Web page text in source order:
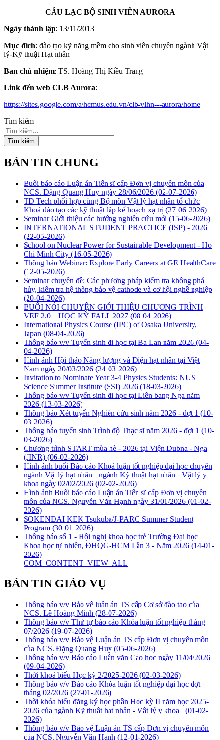
CÂU LẠC BỘ SINH VIÊN AURORA
Ngày thành lập: 13/11/2013
Mục đích: đào tạo kỹ năng mềm cho sinh viên chuyên ngành Vật
lý-Kỹ thuật Hạt nhân
Ban chủ nhiệm: TS. Hoàng Thị Kiều Trang
Link đến web CLB Aurora:
https://sites.google.com/a/hcmus.edu.vn/clb-vlhn---aurora/home
Tìm kiếm
Tìm kiếm
BẢN TIN CHUNG
Buổi báo cáo Luận án Tiến sĩ cấp Đơn vị chuyên môn của
NCS. Đặng Quang Huy ngày 28/06/2026 (02-07-2026)
TD Tech phối hợp cùng Bộ môn Vật lý hạt nhân tổ chức
Khoá đào tạo các kỹ thuật lập kế hoạch xạ trị (27-06-2026)
Seminar Giới thiệu các hướng nghiên cứu mới (15-06-2026)
INTERNATIONAL STUDENT PRACTICE (ISP) - 2026
(22-05-2026)
School on Nuclear Power for Sustainable Development - Ho
Chi Minh City (16-05-2026)
Thông báo Webinar: Explore Early Careers at GE HealthCare
(12-05-2026)
Seminar chuyên đề: Các phương pháp kiểm tra không phá
hủy, kiểm tra hệ thống bảo vệ cathode và cơ hội nghề nghiệp
(20-04-2026)
BUỔI NÓI CHUYỆN GIỚI THIỆU CHƯƠNG TRÌNH
VEF 2.0 – HỌC KỲ FALL 2027 (08-04-2026)
International Physics Course (IPC) of Osaka University,
Japan (08-04-2026)
Thông báo v/v Tuyển sinh đi học tại Ba Lan năm 2026 (04-
04-2026)
Hình ảnh Hội thảo Năng lượng và Điện hạt nhân tại Việt
Nam ngày 20/03/2026 (24-03-2026)
Invitation to Nominate Year 3-4 Physics Students: NUS
Science Summer Institute (SSI) 2026 (18-03-2026)
Thông báo v/v Tuyển sinh đi học tại Liên bang Nga năm
2026 (13-03-2026)
Thông báo Xét tuyển Nghiên cứu sinh năm 2026 - đợt 1 (10-
03-2026)
Thông báo tuyển sinh Trình độ Thạc sĩ năm 2026 - đợt 1 (10-
03-2026)
Chương trình START mùa hè - 2026 tại Viện Dubna - Nga
(JINR) (06-02-2026)
Hình ảnh buổi Báo cáo Khoá luận tốt nghiệp đại học chuyên
ngành Vật lý hạt nhân - ngành Kỹ thuật hạt nhân - Vật lý y
khoa ngày 02/02/2026 (02-02-2026)
Hình ảnh Buổi báo cáo Luận án Tiến sĩ cấp Đơn vị chuyên
môn của NCS. Nguyễn Văn Hạnh ngày 31/01/2026 (01-02-
2026)
SOKENDAI KEK Tsukuba/J-PARC Summer Student
Program (30-01-2026)
Thông báo số 1 - Hội nghị khoa học trẻ Trường Đại học
Khoa học tự nhiên, ĐHQG-HCM Lần 3 - Năm 2026 (14-01-
2026)
COM_CONTENT_VIEW_ALL
BẢN TIN GIÁO VỤ
Thông báo v/v Bảo vệ luận án TS cấp Cơ sở đào tạo của
NCS. Lê Hoàng Minh (28-07-2026)
Thông báo v/v Thứ tự báo cáo Khóa luận tốt nghiệp tháng
07/2026 (19-07-2026)
Thông báo v/v Bảo vệ Luận án TS cấp Đơn vị chuyên môn
của NCS. Đặng Quang Huy (05-06-2026)
Thông báo v/v Báo cáo Luận văn Cao học ngày 11/04/2026
(09-04-2026)
Thời khoá biểu Học kỳ 2/2025-2026 (02-03-2026)
Thông báo v/v Báo cáo Khóa luận tốt nghiệp đại học đợt
tháng 02/2026 (27-01-2026)
Thời khóa biểu đăng ký học phần Học kỳ II năm học 2025-
2026 của ngành Kỹ thuật hạt nhân - Vật lý y khoa (01-02-
2026)
Thông báo v/v Bảo vệ Luận án TS cấp Đơn vị chuyên môn
của NCS. Nguyễn Văn Hạnh (12-01-2026)